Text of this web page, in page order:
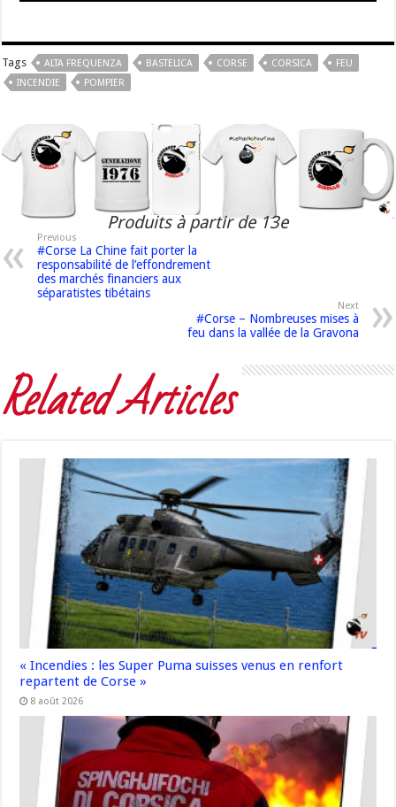
Tags ALTA FREQUENZA BASTELICA CORSE CORSICA
FEU
INCENDIE
POMPIER
Produits à partir de 13e
Previous
#Corse La Chine fait porter la
responsabilité de l’effondrement
des marchés financiers aux
séparatistes tibétains
Next
#Corse – Nombreuses mises à
feu dans la vallée de la Gravona
Related Articles
« Incendies : les Super Puma suisses venus en renfort
repartent de Corse »
8 août 2026